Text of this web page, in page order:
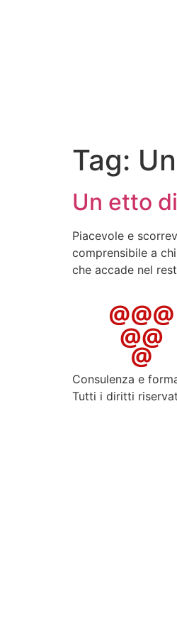
Tag:
Un etto
Piacevole e
comprensibile a
che accade nel
Consulenza e
Tutti i diritti